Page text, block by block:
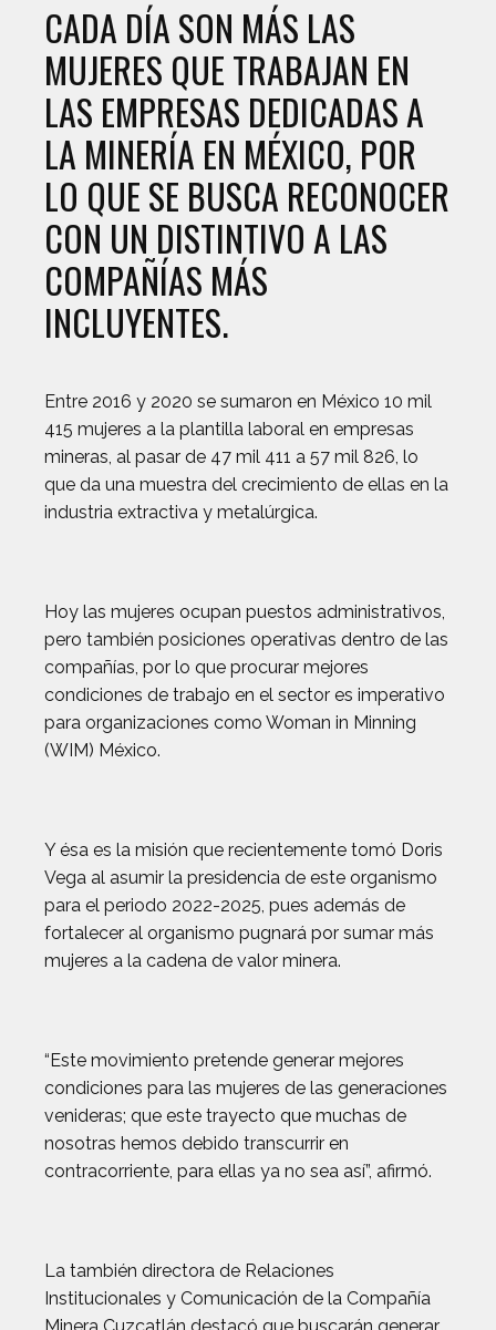
CADA DÍA SON MÁS LAS
MUJERES QUE TRABAJAN EN
LAS EMPRESAS DEDICADAS A
LA MINERÍA EN MÉXICO, POR
LO QUE SE BUSCA RECONOCER
CON UN DISTINTIVO A LAS
COMPAÑÍAS MÁS
INCLUYENTES.
Entre 2016 y 2020 se sumaron en México 10 mil
415 mujeres a la plantilla laboral en empresas
mineras, al pasar de 47 mil 411 a 57 mil 826, lo
que da una muestra del crecimiento de ellas en la
industria extractiva y metalúrgica.
Hoy las mujeres ocupan puestos administrativos,
pero también posiciones operativas dentro de las
compañías, por lo que procurar mejores
condiciones de trabajo en el sector es imperativo
para organizaciones como Woman in Minning
(WIM) México.
Y ésa es la misión que recientemente tomó Doris
Vega al asumir la presidencia de este organismo
para el periodo 2022-2025, pues además de
fortalecer al organismo pugnará por sumar más
mujeres a la cadena de valor minera.
“Este movimiento pretende generar mejores
condiciones para las mujeres de las generaciones
venideras; que este trayecto que muchas de
nosotras hemos debido transcurrir en
contracorriente, para ellas ya no sea así”, afirmó.
La también directora de Relaciones
Institucionales y Comunicación de la Compañía